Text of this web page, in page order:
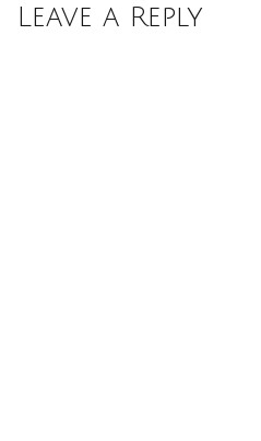
Leave a Reply